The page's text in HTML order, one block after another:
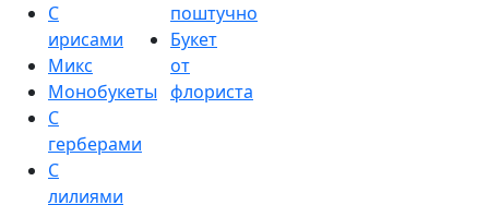
С
ирисами
Микс
Монобукеты
С
герберами
С
лилиями
поштучно
Букет
от
флориста